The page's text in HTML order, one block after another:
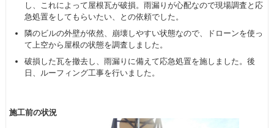
し、これによって屋根瓦が破損。雨漏りが心配なので現場調査と応
急処置をしてもらいたい、との依頼でした。
隣のビルの外壁が依然、崩壊しやすい状態なので、ドローンを使っ
て上空から屋根の状態を調査しました。
破損した瓦を撤去し、雨漏りに備えて応急処置を施しました。後
日、ルーフィング工事を行いました。
施工前の状況